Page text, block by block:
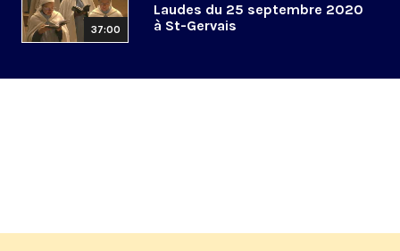
37:00
Laudes du 25 septembre 2020
à St-Gervais